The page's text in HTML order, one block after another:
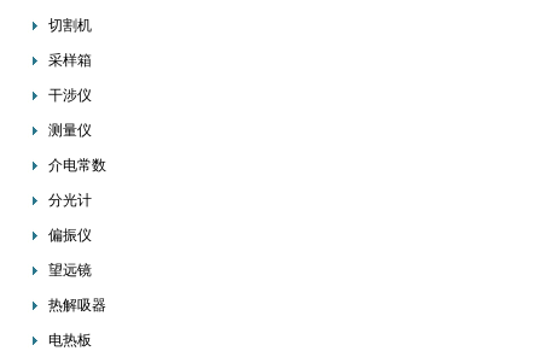
切割机
采样箱
干涉仪
测量仪
介电常数
分光计
偏振仪
望远镜
热解吸器
电热板